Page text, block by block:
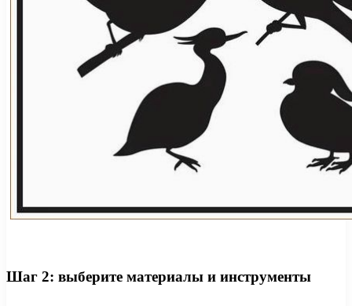
Шаг 2: выберите материалы и инструменты